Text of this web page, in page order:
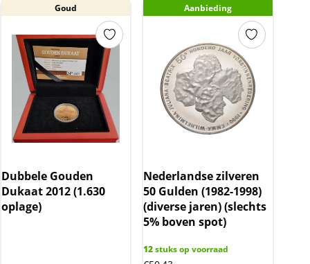
Goud
Dubbele Gouden
Dukaat 2012 (1.630
oplage)
Aanbieding
Nederlandse zilveren
50 Gulden (1982-1998)
(diverse jaren) (slechts
5% boven spot)
12stuks op voorraad